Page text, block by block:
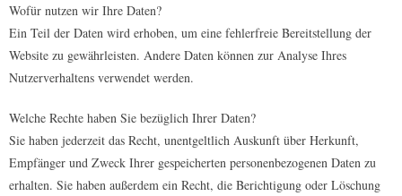
Wofür nutzen wir Ihre Daten?
Ein Teil der Daten wird erhoben, um eine fehlerfreie Bereitstellung der
Website zu gewährleisten. Andere Daten können zur Analyse Ihres
Nutzerverhaltens verwendet werden.
Welche Rechte haben Sie bezüglich Ihrer Daten?
Sie haben jederzeit das Recht, unentgeltlich Auskunft über Herkunft,
Empfänger und Zweck Ihrer gespeicherten personenbezogenen Daten zu
erhalten. Sie haben außerdem ein Recht, die Berichtigung oder Löschung